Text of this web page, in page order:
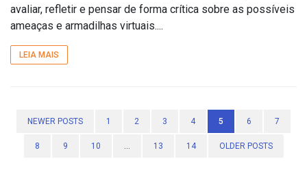
avaliar, refletir e pensar de forma crítica sobre as possíveis
ameaças e armadilhas virtuais....
LEIA MAIS
NEWER POSTS 1 2 3 4 5 6 7
8 9 10 ... 13 14 OLDER POSTS